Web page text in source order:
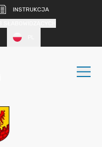
INSTRUKCJA